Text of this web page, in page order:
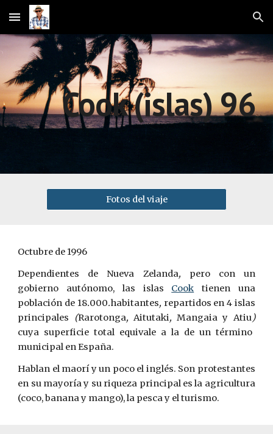
Skip to main content Skip to navigation
Cook (islas) 96
Fotos del viaje
Octubre de 1996
Dependientes de Nueva
Zelanda, pero con
un
gobierno
autónomo, las islas Cook tienen
una
población de 18.000.habitantes, repartidos en 4 islas
principales (Rarotonga, Aitutaki,Mangaia y Atiu)
cuya superficie total equivale a la de un término
municipal en España.
Hablan el maorí y un poco el inglés. Son protestantes
en su mayoría y su riqueza principal es la agricultura
(coco, banana y mango), la pesca y el turismo.